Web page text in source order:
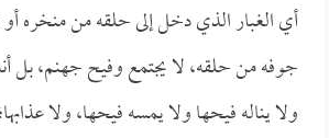
أي الغبار الذي دخل إلى حلقه من منخره
جوفه من حلقه، لا يجتمع وفيح جهنم، بل
ولا يناله فيحها ولا يمسه فيحها، ولا